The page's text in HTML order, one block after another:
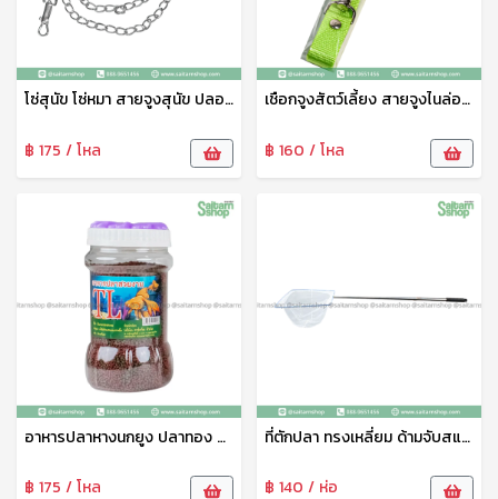
โซ่สุนัข โซ่หมา สายจูงสุนัข ปลอกคอสุนัข โซ่เหล็กบิด ปลอกคอหมา โซ่ล่ามสุนัข สายจูงหมา โซ่จูงหมา โซ่จูงสุนัข โซ่ No.03136
฿ 175 / โหล
เชือกจูงสัตว์เลี้ยง สายจูงไนล่อน คละสี สายจูงสุนัขพันธุ์ใหญ่ คุณภาพดี เชือกหนานิ่ม ทนทาน ปลอดภัย
฿ 160 / โหล
อาหารปลาหางนกยูง ปลาทอง ปลาคราฟ ปลาสวยงามทุกชนิด เกรดเอ น้ำไม่ขุ่น แถมฟรีกระปุกใส่อาหารปลา (เม็ดจิ๋ว)
฿ 175 / โหล
ที่ตักปลา ทรงเหลี่ยม ด้ามจับสแตนเลส ขนาด 18*26ซม ที่ตักปลาเนื้อดี สวิงตักปลา ตาข่ายช้อนปลา ด้ามจับอย่างดี แข็งแรง ทนทาน N-293
฿ 140 / ห่อ